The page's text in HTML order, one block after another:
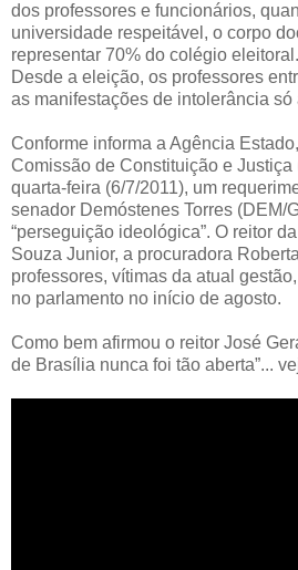
dos professores e funcionários,
universidade respeitável, o corpo
representar 70% do colégio eleitoral.
Desde a eleição, os professores
as manifestações de intolerância só
Conforme informa a Agência
Comissão de Constituição e Justiça
quarta-feira (6/7/2011), um
senador Demóstenes Torres (DEM/
“perseguição ideológica”. O reitor
Souza Junior, a procuradora
professores, vítimas da atual
no parlamento no início de agosto.
Como bem afirmou o reitor José
de Brasília nunca foi tão aberta”...